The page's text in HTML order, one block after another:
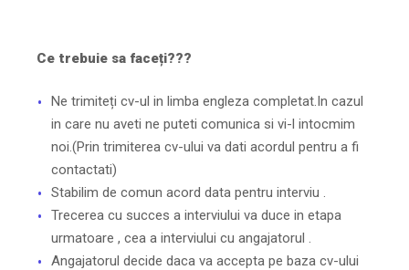
Ce trebuie sa faceți???
Ne trimiteți cv-ul in limba engleza completat.In cazul
in care nu aveti ne puteti comunica si vi-l intocmim
noi.(Prin trimiterea cv-ului va dati acordul pentru a fi
contactati)
Stabilim de comun acord data pentru interviu .
Trecerea cu succes a interviului va duce in etapa
urmatoare , cea a interviului cu angajatorul .
Angajatorul decide daca va accepta pe baza cv-ului